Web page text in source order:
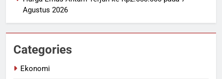
Agustus 2026
Categories
Ekonomi